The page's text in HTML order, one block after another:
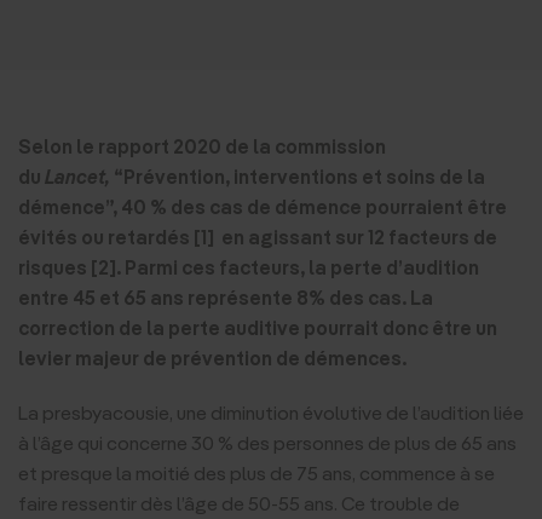
Selon le rapport 2020 de la commission
duLancet, “Prévention, interventions et soins de la
démence”, 40 % des cas de démence pourraient être
évités ou retardés [1] en agissant sur 12 facteurs de
risques [2]. Parmi ces facteurs, la perte d’audition
entre 45 et 65 ans représente 8% des cas. La
correction de la perte auditive pourrait donc être un
levier majeur de prévention de démences.
La presbyacousie, une diminution évolutive de l’audition liée
à l’âge qui concerne 30 % des personnes de plus de 65 ans
et presque la moitié des plus de 75 ans, commence à se
faire ressentir dès l’âge de 50-55 ans. Ce trouble de